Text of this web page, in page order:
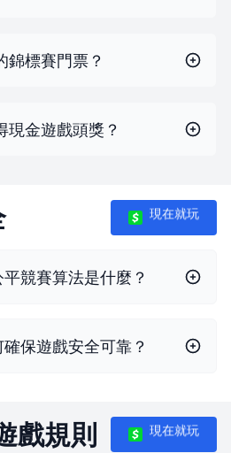
錦標賽門票？
現金遊戲頭獎？
現在就玩
競賽算法是什麼？
保遊戲安全可靠？
戲規則 現在就玩